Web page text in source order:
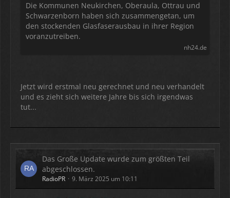
Die Kommunen Neukirchen, Oberaula, Ottrau und
Schwarzenborn haben sich zusammengetan, um
den stockenden Glasfaserausbau in ihrer Region
voranzutreiben.
nh24.de
Jetzt wird erstmal neu gerechnet und neu verhandelt
und es zieht sich weitere Jahre bis sich irgendwas
tut...
Das Große Update wurde zum größten Teil
abgeschlossen.
RadioPR 9. März 2025 um 10:11